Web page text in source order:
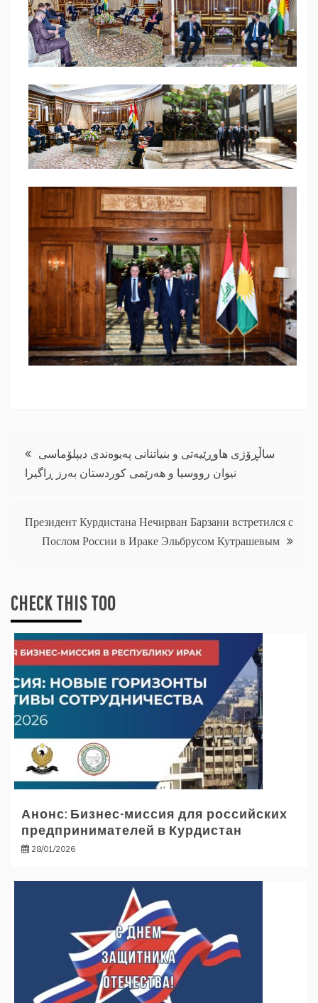
Навигация
по
записям
ساڵڕۆژی هاوڕێیەتی و بنیاتنانی پەیوەندی دیپلۆماسی
نیوان رووسیا و هەرێمی کوردستان بەرز ڕاگیرا
Президент Курдистана Нечирван Барзани встретился с
Послом России в Ираке Эльбрусом Кутрашевым
CHECK THIS TOO
Анонс: Бизнес-миссия для российских
предпринимателей в Курдистан
28/01/2026